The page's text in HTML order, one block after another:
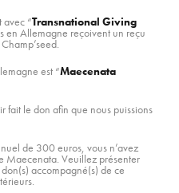
avec “Transnational Giving
en Allemagne reçoivent un reçu
est “Maecenata
fait le don afin que nous puissions
de 300 euros, vous n’avez
Maecenata. Veuillez présenter
accompagné(s) de ce